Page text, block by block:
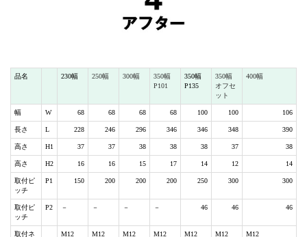
品名 230幅 250幅 300幅
350幅
P101
350幅
P135
350幅
オフセ
ット
400幅
幅 W 68 68 68 68 100 100 106
長さ L 228 246 296 346 346 348 390
高さ H1 37 37 38 38 38 37 38
高さ H2 16 16 15 17 14 12 14
取付ピ
ッチ
P1 150 200 200 200 250 300 300
取付ピ
ッチ
P2 － － － － 46 46 46
取付ネ M12 M12 M12 M12 M12 M12 M12